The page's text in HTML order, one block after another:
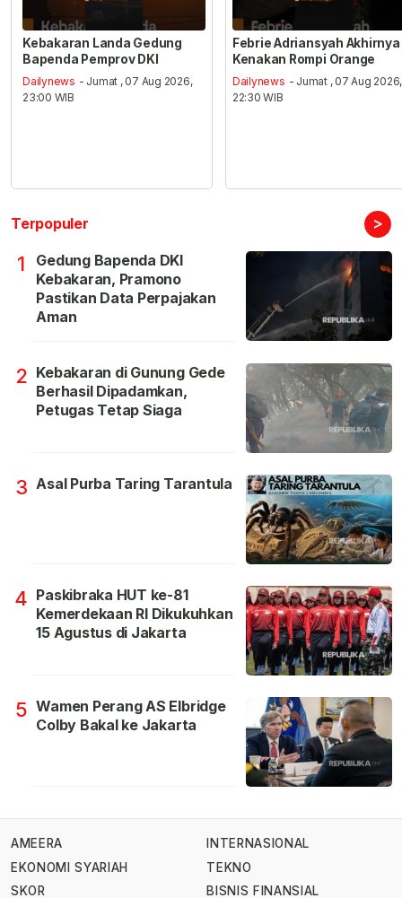
Kebakaran Landa Gedung
Bapenda Pemprov DKI
Dailynews - Jumat , 07 Aug 2026,
23:00 WIB
Febrie Adriansyah Akhirnya
Kenakan Rompi Orange
Dailynews - Jumat , 07 Aug 2026,
22:30 WIB
Terpopuler >
1
Gedung Bapenda DKI
Kebakaran, Pramono
Pastikan Data Perpajakan
Aman
2 Kebakaran di Gunung Gede
Berhasil Dipadamkan,
Petugas Tetap Siaga
3 Asal Purba Taring Tarantula
4 Paskibraka HUT ke-81
Kemerdekaan RI Dikukuhkan
15 Agustus di Jakarta
5 Wamen Perang AS Elbridge
Colby Bakal ke Jakarta
AMEERA
EKONOMI SYARIAH
SKOR
INTERNASIONAL
TEKNO
BISNIS FINANSIAL